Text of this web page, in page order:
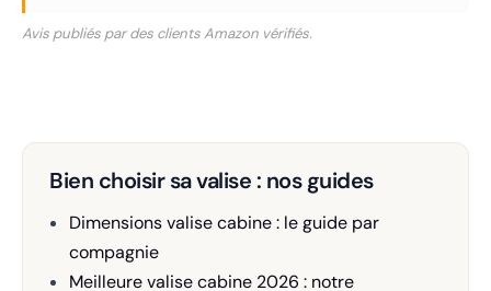
Avis publiés par des clients Amazon vérifiés.
Bien choisir sa valise : nos guides
Dimensions valise cabine : le guide par
compagnie
Meilleure valise cabine 2026 : notre